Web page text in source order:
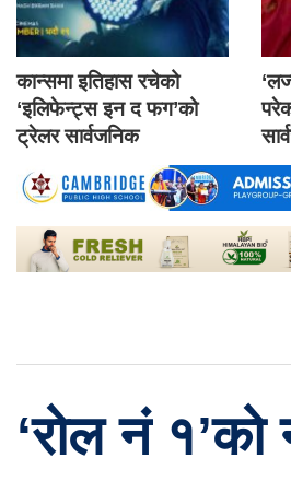
कान्समा इतिहास रचेको
‘इलिफेन्ट्स इन द फग’को
ट्रेलर सार्वजनिक
‘रोल नं १’को